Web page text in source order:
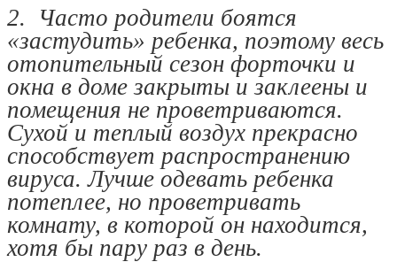
2. Часто родители боятся
«застудить» ребенка, поэтому весь
отопительный сезон форточки и
окна в доме закрыты и заклеены и
помещения не проветриваются.
Сухой и теплый воздух прекрасно
способствует распространению
вируса. Лучше одевать ребенка
потеплее, но проветривать
комнату, в которой он находится,
хотя бы пару раз в день.